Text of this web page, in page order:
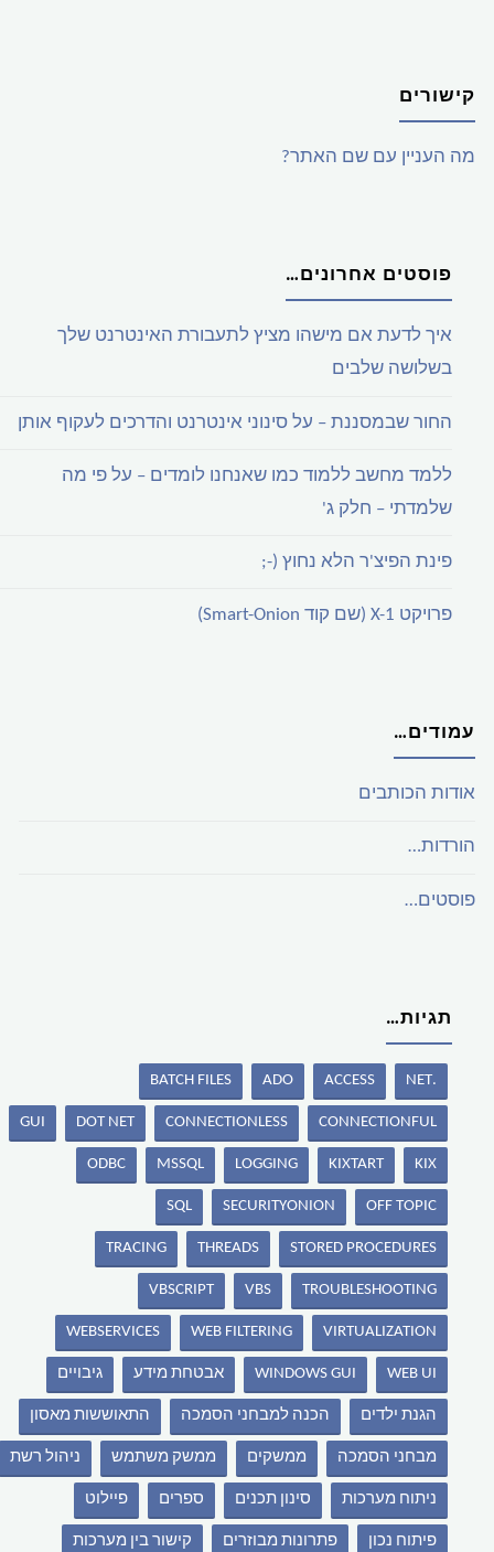
קישורים
מה העניין עם שם האתר?
פוסטים אחרונים…
איך לדעת אם מישהו מציץ לתעבורת האינטרנט שלך
בשלושה שלבים
החור שבמסננת – על סינוני אינטרנט והדרכים לעקוף אותן
ללמד מחשב ללמוד כמו שאנחנו לומדים – על פי מה
שלמדתי – חלק ג'
פינת הפיצ'ר הלא נחוץ (-;
פרויקט X-1 (שם קוד Smart-Onion)
עמודים…
אודות הכותבים
הורדות…
פוסטים…
תגיות…
.NET
ACCESS
ADO
BATCH FILES
CONNECTIONFUL
CONNECTIONLESS
DOT NET
GUI
KIX
KIXTART
LOGGING
MSSQL
ODBC
OFF TOPIC
SECURITYONION
SQL
STORED PROCEDURES
THREADS
TRACING
TROUBLESHOOTING
VBS
VBSCRIPT
VIRTUALIZATION
WEB FILTERING
WEBSERVICES
WEB UI
WINDOWS GUI אבטחת מידע גיבויים
הגנת ילדים הכנה למבחני הסמכה התאוששות מאסון
מבחני הסמכה ממשקים ממשק משתמש ניהול רשת
ניתוח מערכות סינון תכנים ספרים פיילוט
פיתוח נכון פתרונות מבוזרים קישור בין מערכות